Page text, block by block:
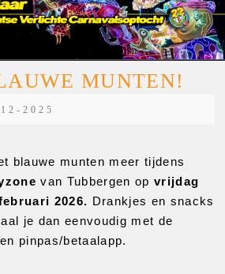
MUNTEN!
2025
blauwe munten meer tijdens
van Tubbergen op vrijdag
2026. Drankjes en snacks
je dan eenvoudig met de
pinpas/betaalapp.